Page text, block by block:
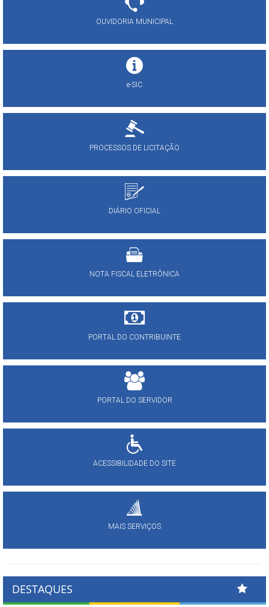
OUVIDORIA MUNICIPAL
e-SIC
PROCESSOS DE LICITAÇÃO
DIÁRIO OFICIAL
NOTA FISCAL ELETRÔNICA
PORTAL DO CONTRIBUINTE
PORTAL DO SERVIDOR
ACESSIBILIDADE DO SITE
MAIS SERVIÇOS
DESTAQUES